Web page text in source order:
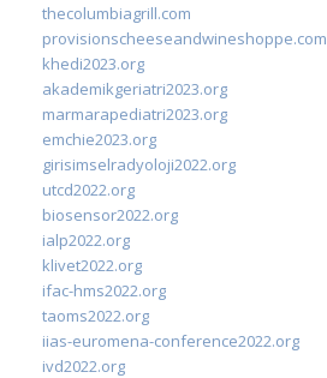
thecolumbiagrill.com
provisionscheeseandwineshoppe.com
khedi2023.org
akademikgeriatri2023.org
marmarapediatri2023.org
emchie2023.org
girisimselradyoloji2022.org
utcd2022.org
biosensor2022.org
ialp2022.org
klivet2022.org
ifac-hms2022.org
taoms2022.org
iias-euromena-conference2022.org
ivd2022.org